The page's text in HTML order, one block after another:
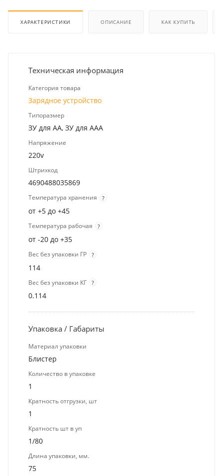
ХАРАКТЕРИСТИКИ ОПИСАНИЕ КАК КУПИТЬ
Техническая информация
Категория товара
Зарядное устройство
Типоразмер
ЗУ для AA, ЗУ для AAA
Напряжение
220v
Штрихкод
4690488035869
Температура хранения ?
от +5 до +45
Температура рабочая ?
от -20 до +35
Вес без упаковки ГР ?
114
Вес без упаковки КГ ?
0.114
Упаковка / Габариты
Материал упаковки
Блистер
Количество в упаковке
1
Кратность отгрузки, шт
1
Кратность шт в уп
1/80
Длина упаковки, мм.
75